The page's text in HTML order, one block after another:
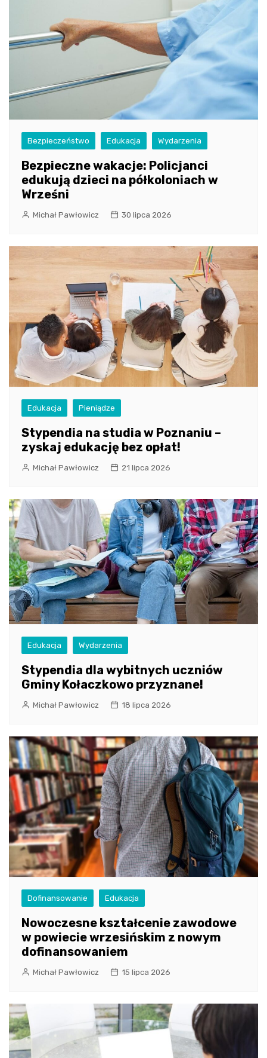
Bezpieczeństwo Edukacja Wydarzenia
Bezpieczne wakacje: Policjanci
edukują dzieci na półkoloniach w
Wrześni
Michał Pawłowicz 30 lipca 2026
Edukacja Pieniądze
Stypendia na studia w Poznaniu –
zyskaj edukację bez opłat!
Michał Pawłowicz 21 lipca 2026
Edukacja Wydarzenia
Stypendia dla wybitnych uczniów
Gminy Kołaczkowo przyznane!
Michał Pawłowicz 18 lipca 2026
Dofinansowanie Edukacja
Nowoczesne kształcenie zawodowe
w powiecie wrzesińskim z nowym
dofinansowaniem
Michał Pawłowicz 15 lipca 2026